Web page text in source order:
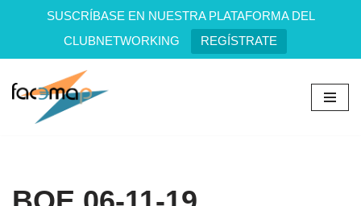
SUSCRÍBASE EN NUESTRA PLATAFORMA DEL
CLUBNETWORKING
REGÍSTRATE
Saltar